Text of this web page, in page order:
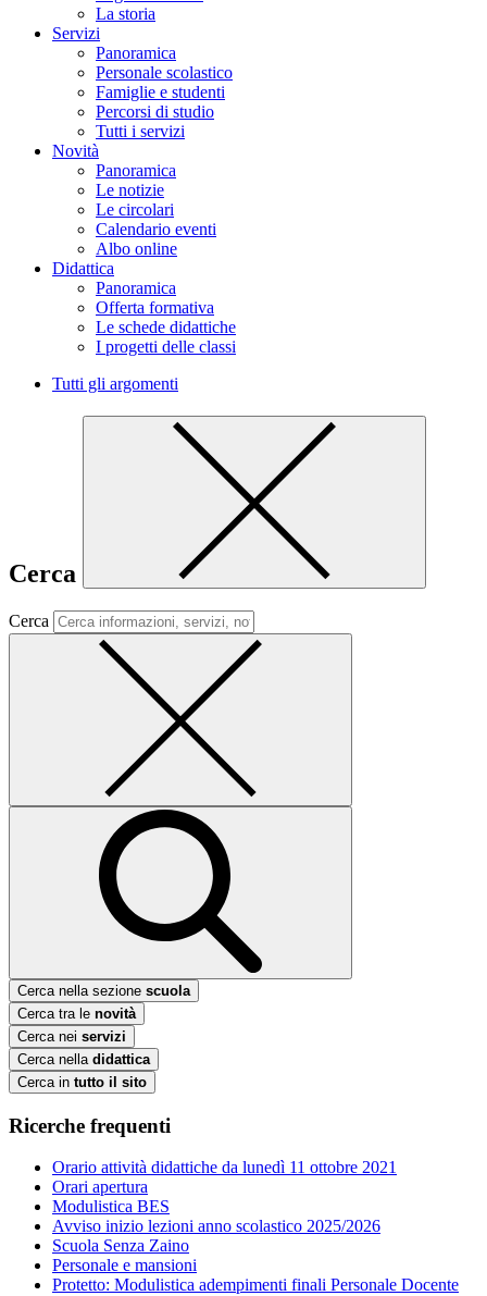
La storia
Servizi
Panoramica
Personale scolastico
Famiglie e studenti
Percorsi di studio
Tutti i servizi
Novità
Panoramica
Le notizie
Le circolari
Calendario eventi
Albo online
Didattica
Panoramica
Offerta formativa
Le schede didattiche
I progetti delle classi
Tutti gli argomenti
Cerca
Cerca
Cerca nella sezione scuola
Cerca tra le novità
Cerca nei servizi
Cerca nella didattica
Cerca in tutto il sito
Ricerche frequenti
Orario attività didattiche da lunedì 11 ottobre 2021
Orari apertura
Modulistica BES
Avviso inizio lezioni anno scolastico 2025/2026
Scuola Senza Zaino
Personale e mansioni
Protetto: Modulistica adempimenti finali Personale Docente